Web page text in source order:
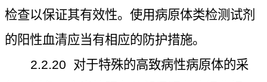
检查以保证其有效性。使用病原体类检测试剂
的阳性血清应当有相应的防护措施。
2.2.20 对于特殊的高致病性病原体的采